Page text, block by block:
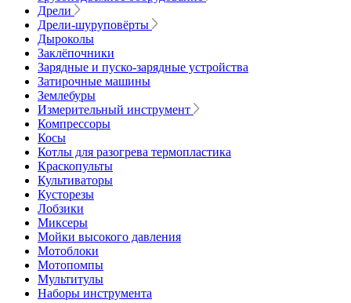
Дрели
Дрели-шуруповёрты
Дыроколы
Заклёпочники
Зарядные и пуско-зарядные устройства
Затирочные машины
Землебуры
Измерительный инструмент
Компрессоры
Косы
Котлы для разогрева термопластика
Краскопульты
Культиваторы
Кусторезы
Лобзики
Миксеры
Мойки высокого давления
Мотоблоки
Мотопомпы
Мультитулы
Наборы инструмента